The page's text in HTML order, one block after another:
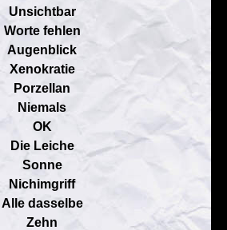
Unsichtbar
Worte fehlen
Augenblick
Xenokratie
Porzellan
Niemals
OK
Die Leiche
Sonne
Nichimgriff
Alle dasselbe
Zehn